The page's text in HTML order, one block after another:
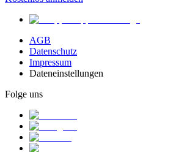
AGB
Datenschutz
Impressum
Dateneinstellungen
Folge uns